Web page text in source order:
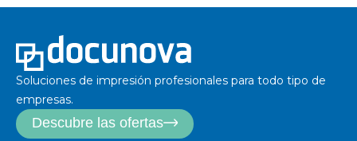
Soluciones de impresión profesionales para todo tipo de
empresas.
Descubre las ofertas